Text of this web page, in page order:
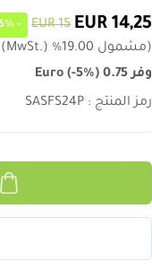
14,25 EUR
15 EUR
-
(مشمول 19.00
%
وفر 0.75
Euro (-5%)
رمز المنتج :
SASFS24P